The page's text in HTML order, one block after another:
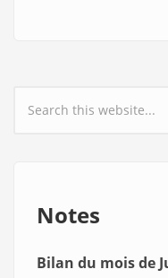
Search form
Notes
Bilan du mois de